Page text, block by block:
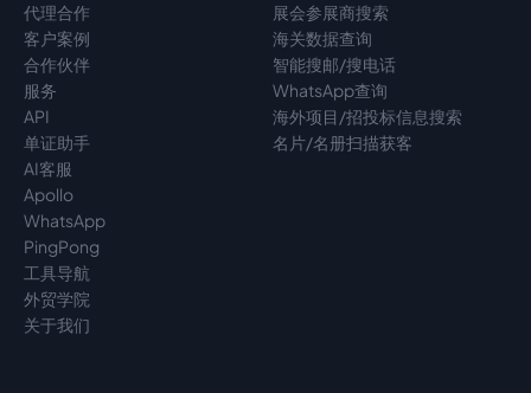
代理合作
客户案例
合作伙伴
服务
API
单证助手
AI客服
Apollo
WhatsApp
PingPong
工具导航
外贸学院
关于我们
展会参展商搜索
海关数据查询
智能搜邮/搜电话
WhatsApp查询
海外项目/招投标信息搜索
名片/名册扫描获客